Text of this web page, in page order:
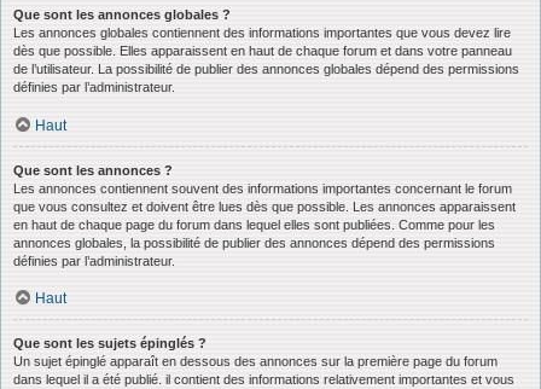
Que sont les annonces globales ?
Les annonces globales contiennent des informations importantes que vous devez lire
dès que possible. Elles apparaissent en haut de chaque forum et dans votre panneau
de l’utilisateur. La possibilité de publier des annonces globales dépend des permissions
définies par l’administrateur.
Haut
Que sont les annonces ?
Les annonces contiennent souvent des informations importantes concernant le forum
que vous consultez et doivent être lues dès que possible. Les annonces apparaissent
en haut de chaque page du forum dans lequel elles sont publiées. Comme pour les
annonces globales, la possibilité de publier des annonces dépend des permissions
définies par l’administrateur.
Haut
Que sont les sujets épinglés ?
Un sujet épinglé apparaît en dessous des annonces sur la première page du forum
dans lequel il a été publié. il contient des informations relativement importantes et vous